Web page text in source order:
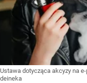
Ustawa dotycząca akcyzy na
deineka